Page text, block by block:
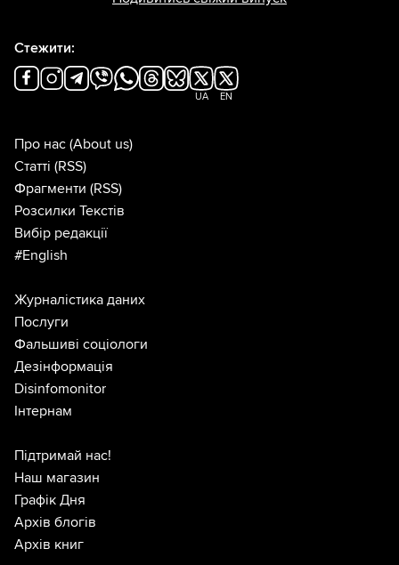
Стежити:
UA EN
Про нас (About us)
Статті (RSS)
Фрагменти (RSS)
Розсилки Текстів
Вибір редакції
#English
Журналістика даних
Послуги
Фальшиві соціологи
Дезінформація
Disinfomonitor
Інтернам
Підтримай нас!
Наш магазин
Графік Дня
Архів блогів
Архів книг